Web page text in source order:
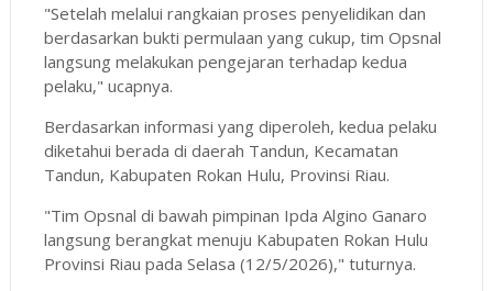
"Setelah melalui rangkaian proses penyelidikan dan
berdasarkan bukti permulaan yang cukup, tim Opsnal
langsung melakukan pengejaran terhadap kedua
pelaku," ucapnya.
Berdasarkan informasi yang diperoleh, kedua pelaku
diketahui berada di daerah Tandun, Kecamatan
Tandun, Kabupaten Rokan Hulu, Provinsi Riau.
"Tim Opsnal di bawah pimpinan Ipda Algino Ganaro
langsung berangkat menuju Kabupaten Rokan Hulu
Provinsi Riau pada Selasa (12/5/2026)," tuturnya.